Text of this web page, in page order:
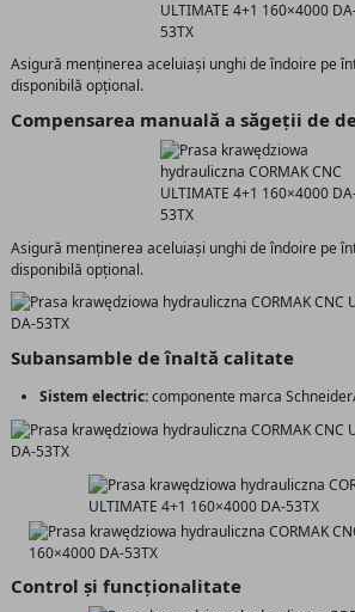
Asigură menținerea aceluiași unghi de îndoire pe
disponibilă opțional.
Compensarea manuală a săgeții de
Asigură menținerea aceluiași unghi de îndoire pe
disponibilă opțional.
Subansamble de înaltă calitate
Sistem electric:componente marca
Control și funcționalitate